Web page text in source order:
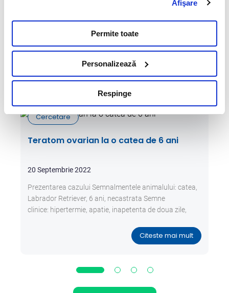
Afişare
Permite toate
Personalizează
Respinge
2-8°C
Specimen recoltat
ser sangvin
Articole relevante
Cercetare
Teratom ovarian la o catea de 6 ani
20 Septembrie 2022
Prezentarea cazului Semnalmentele animalului: catea,
Labrador Retriever, 6 ani, necastrata Semne
clinice: hipertermie, apatie, inapetenta de doua zile,
intraabdominala palpabila transabdominal.Citeste mai mult